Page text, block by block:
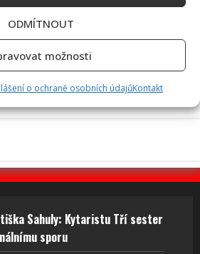
ODMÍTNOUT
možnosti
o ochraně osobních údajůKontakt
Maminka z telefonátu
nejtvrdší rána
Sahuly: Kytaristu Tří sester
sporu